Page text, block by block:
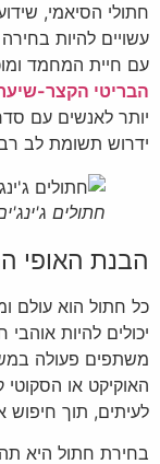
חתולי הסיאמי,
עשויים להיות
עם חיית המחמד
הבריטי הקצר-
יותר לאנשים עם
ידרוש תשומת לב
חתולים
הבנת האופי
כל חתול הוא עולם
יכולים להיות
משתפים פעולה
האוקיקט או
לעיתים, תוך חיפוש
בחירת חתול היא